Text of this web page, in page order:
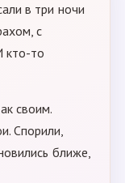
в три ночи
с
кто-то
своим.
Спорили,
ближе,